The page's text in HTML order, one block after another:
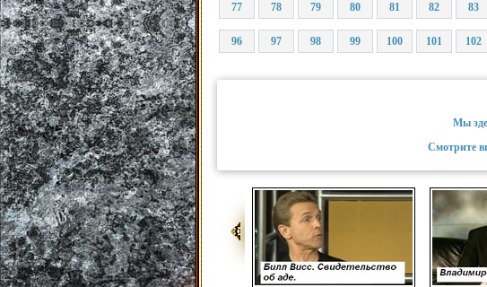
77 78 79 80 81 82 83
96 97 98 99 100 101 102
Мы
Смотрите